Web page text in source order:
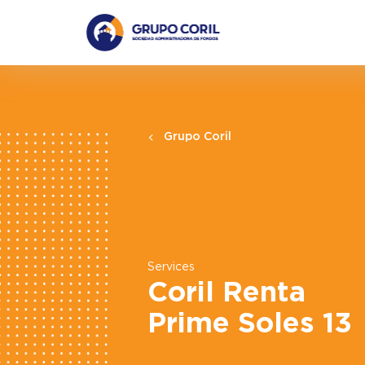
Grupo Coril
Services
Coril Renta
Prime Soles 13